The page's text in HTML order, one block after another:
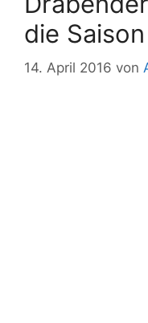
die Saison
14. April 2016 von